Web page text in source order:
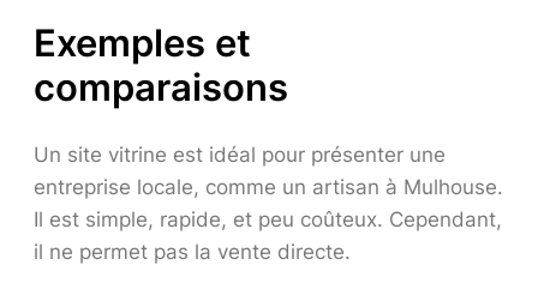
Exemples et
comparaisons
Un site vitrine est idéal pour présenter une
entreprise locale, comme un artisan à Mulhouse.
Il est simple, rapide, et peu coûteux. Cependant,
il ne permet pas la vente directe.